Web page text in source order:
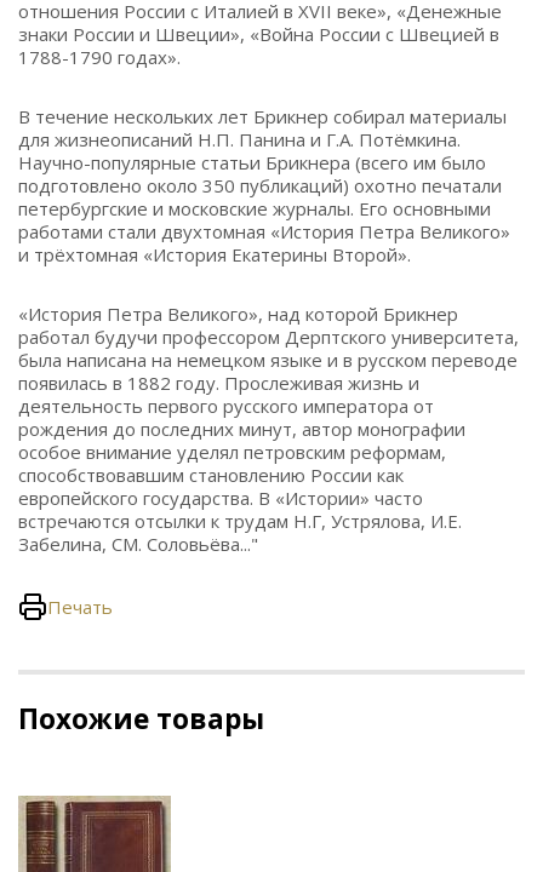
отношения России с Италией в XVII веке», «Денежные
знаки России и Швеции», «Война России с Швецией в
1788-1790 годах».
В течение нескольких лет Брикнер собирал материалы
для жизнеописаний Н.П. Панина и Г.А. Потёмкина.
Научно-популярные статьи Брикнера (всего им было
подготовлено около 350 публикаций) охотно печатали
петербургские и московские журналы. Его основными
работами стали двухтомная «История Петра Великого»
и трёхтомная «История Екатерины Второй».
«История Петра Великого», над которой Брикнер
работал будучи профессором Дерптского университета,
была написана на немецком языке и в русском переводе
появилась в 1882 году. Прослеживая жизнь и
деятельность первого русского императора от
рождения до последних минут, автор монографии
особое внимание уделял петровским реформам,
способствовавшим становлению России как
европейского государства. В «Истории» часто
встречаются отсылки к трудам Н.Г, Устрялова, И.Е.
Забелина, СМ. Соловьёва..."
Печать
Похожие товары